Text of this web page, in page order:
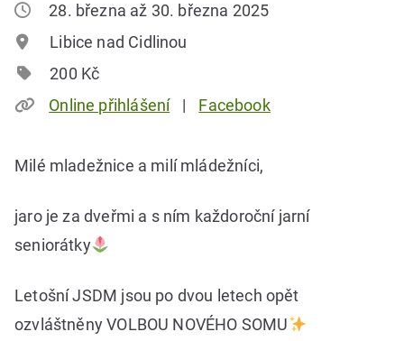
28. března až 30. března 2025
Libice nad Cidlinou
200 Kč
Online přihlášení
Facebook
Milé mladežnice a milí mládežníci,
jaro je za dveřmi a s ním každoroční jarní
seniorátky
Letošní JSDM jsou po dvou letech opět
ozvláštněny VOLBOU NOVÉHO SOMU